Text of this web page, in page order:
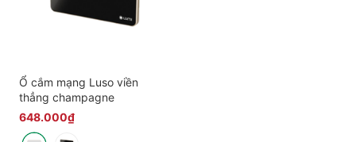
Ổ cắm mạng Luso viền
thẳng champagne
648.000₫